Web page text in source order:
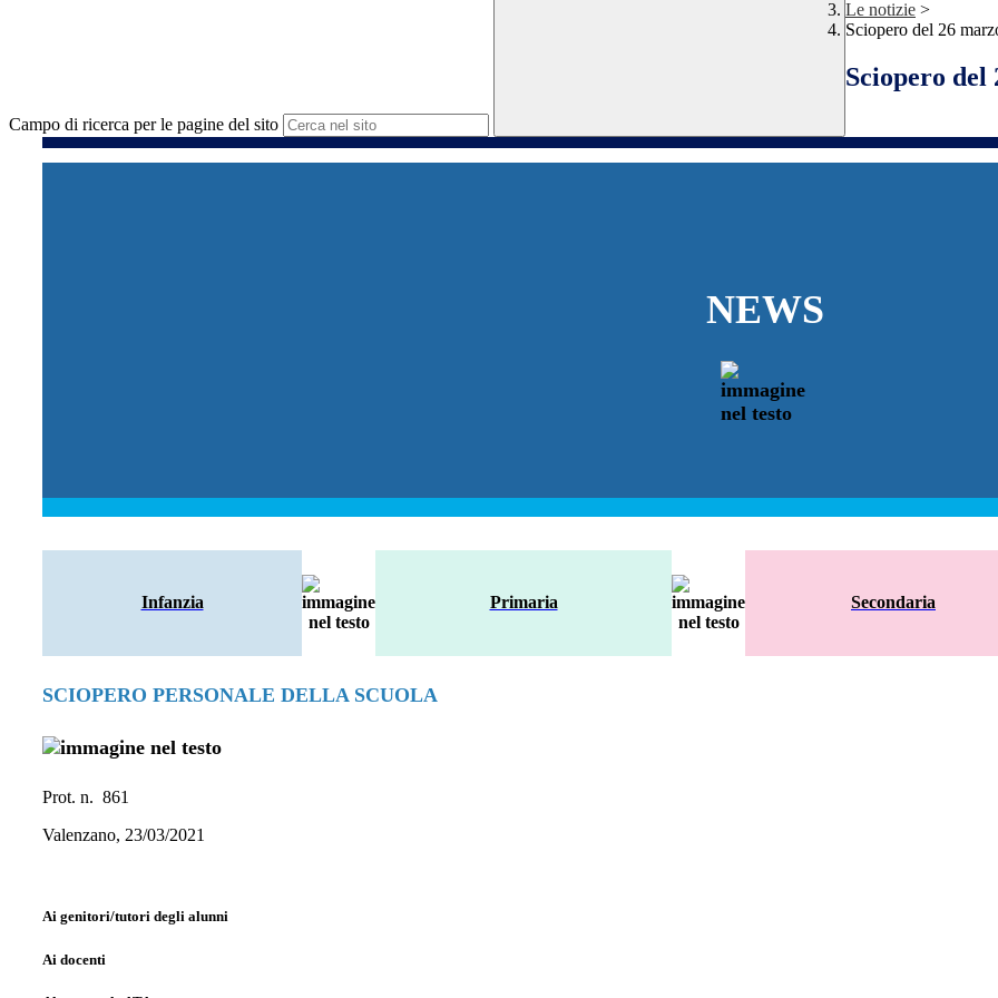
Campo di ricerca per le pagine del sito
Le notizie >
Sciopero del 26
Sciopero del
NEWS
Infanzia Primaria Secondaria
SCIOPERO PERSONALE DELLA SCUOLA
Prot. n. 861
Valenzano, 23/03/2021
Ai genitori/tutori degli alunni
Ai docenti